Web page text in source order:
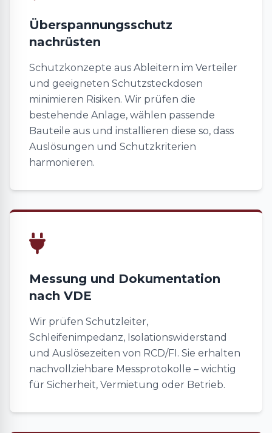
Überspannungsschutz
nachrüsten
Schutzkonzepte aus Ableitern im Verteiler
und geeigneten Schutzsteckdosen
minimieren Risiken. Wir prüfen die
bestehende Anlage, wählen passende
Bauteile aus und installieren diese so, dass
Auslösungen und Schutzkriterien
harmonieren.
Messung und Dokumentation
nach VDE
Wir prüfen Schutzleiter,
Schleifenimpedanz, Isolationswiderstand
und Auslösezeiten von RCD/FI. Sie erhalten
nachvollziehbare Messprotokolle – wichtig
für Sicherheit, Vermietung oder Betrieb.